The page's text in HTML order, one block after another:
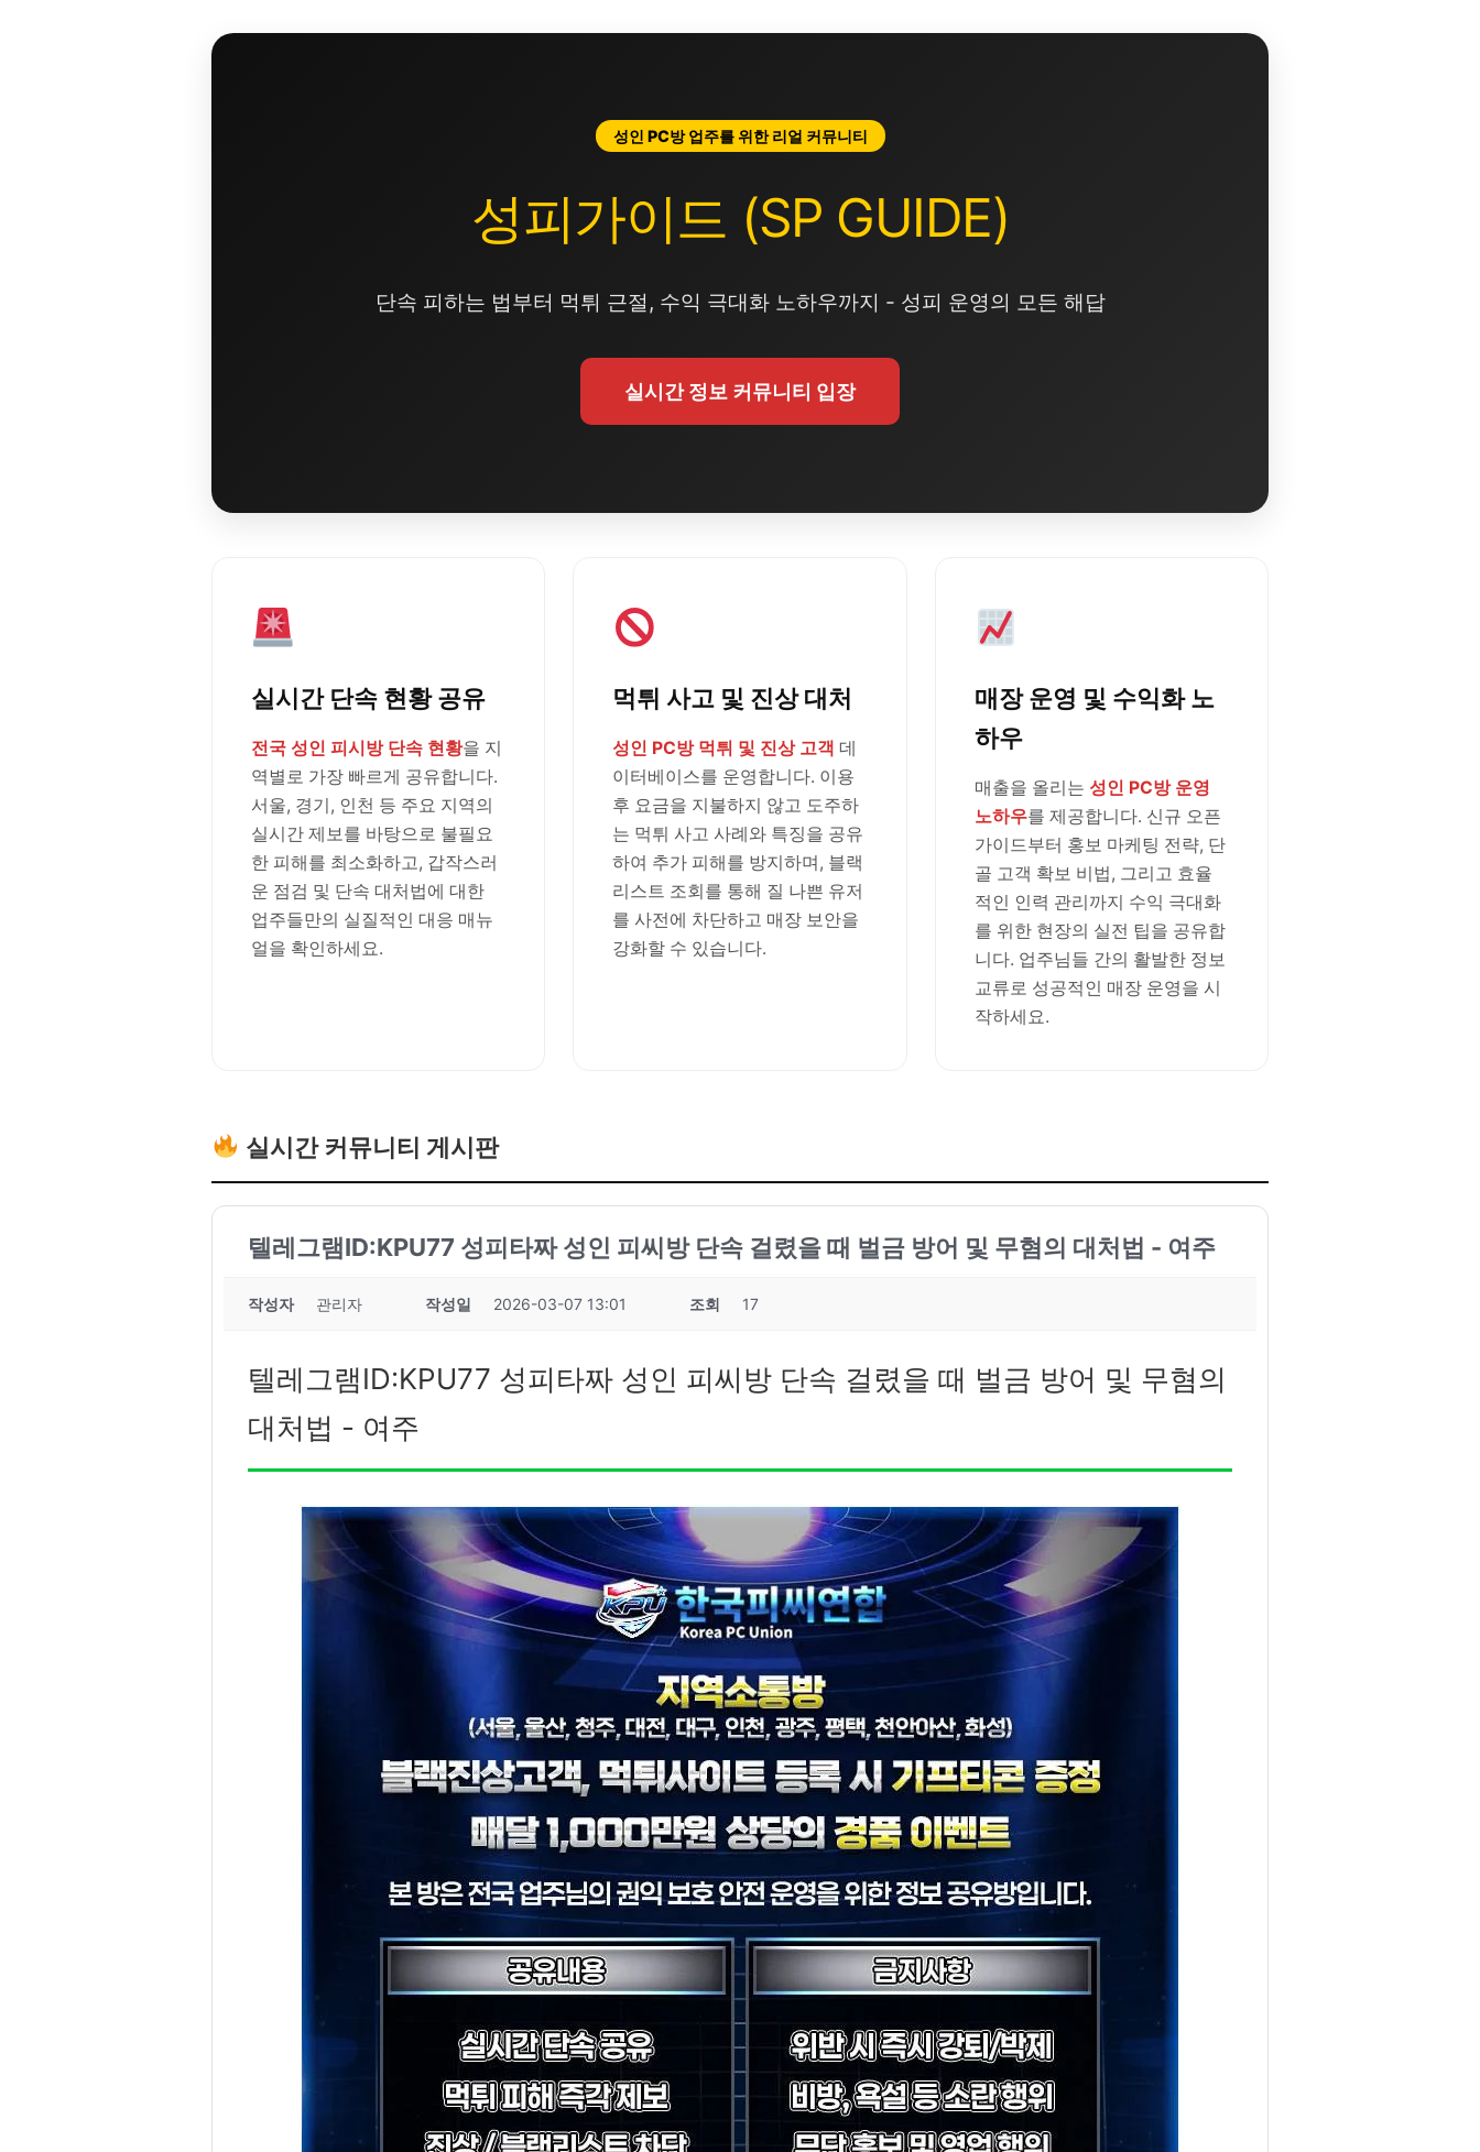
성인 PC방 업주를 위한 리얼 커뮤니티
성피가이드 (SP GUIDE)
단속 피하는 법부터 먹튀 근절, 수익 극대화 노하우까지 - 성피 운영의 모든 해답
실시간 정보 커뮤니티 입장
실시간 단속 현황 공유
전국 성인 피시방 단속 현황을 지
역별로 가장 빠르게 공유합니다.
서울, 경기, 인천 등 주요 지역의
실시간 제보를 바탕으로 불필요
한 피해를 최소화하고, 갑작스러
운 점검 및 단속 대처법에 대한
업주들만의 실질적인 대응 매뉴
얼을 확인하세요.
먹튀 사고 및 진상 대처
성인 PC방 먹튀 및 진상 고객 데
이터베이스를 운영합니다. 이용
후 요금을 지불하지 않고 도주하
는 먹튀 사고 사례와 특징을 공유
하여 추가 피해를 방지하며, 블랙
리스트 조회를 통해 질 나쁜 유저
를 사전에 차단하고 매장 보안을
강화할 수 있습니다.
매장 운영 및 수익화 노
하우
매출을 올리는 성인 PC방 운영
노하우를 제공합니다. 신규 오픈
가이드부터 홍보 마케팅 전략, 단
골 고객 확보 비법, 그리고 효율
적인 인력 관리까지 수익 극대화
를 위한 현장의 실전 팁을 공유합
니다. 업주님들 간의 활발한 정보
교류로 성공적인 매장 운영을 시
작하세요.
실시간 커뮤니티 게시판
텔레그램ID:KPU77 성피타짜 성인 피씨방 단속 걸렸을 때 벌금 방어 및 무혐의 대처법 - 여주
작성자 관리자 작성일 2026-03-07 13:01 조회 17
텔레그램ID:KPU77 성피타짜 성인 피씨방 단속 걸렸을 때 벌금 방어 및 무혐의
대처법 - 여주